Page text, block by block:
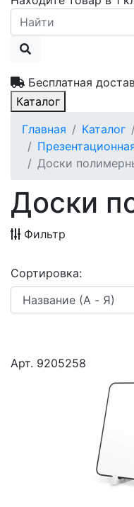
Бесплатная
Каталог
Главная
Каталог
Доски
Доски
Фильтр
Сортировка:
Арт. 9205258